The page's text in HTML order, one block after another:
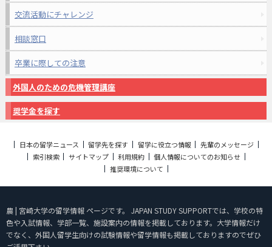
交流活動にチャレンジ
相談窓口
卒業に際しての注意
外国人のための危機管理講座
奨学金を探す
日本の留学ニュース 留学先を探す 留学に役立つ情報
先輩のメッセージ
索引検索
サイトマップ 利用規約
個人情報についてのお知らせ
推奨環境について
農 | 宮崎大学の留学情報 ページです。 JAPAN STUDY SUPPORTでは、学校の特
色や入試情報、学部一覧、施設案内の情報を掲載しております。大学情報だけ
でなく、外国人留学生向けの試験情報や留学情報も掲載しておりますのでぜひ